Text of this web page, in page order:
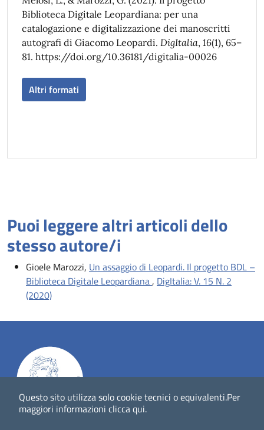
Questo sito utilizza solo cookie tecnici o equivalenti.Per
maggiori informazioni clicca qui.
Biblioteca Digitale Leopardiana: per una
catalogazione e digitalizzazione dei manoscritti
autografi di Giacomo Leopardi. DigItalia, 16(1), 65–
81. https://doi.org/10.36181/digitalia-00026
Altri formati
Puoi leggere altri articoli dello
stesso autore/i
Gioele Marozzi, Un assaggio di Leopardi. Il progetto BDL –
Biblioteca Digitale Leopardiana, DigItalia: V. 15 N. 2
(2020)